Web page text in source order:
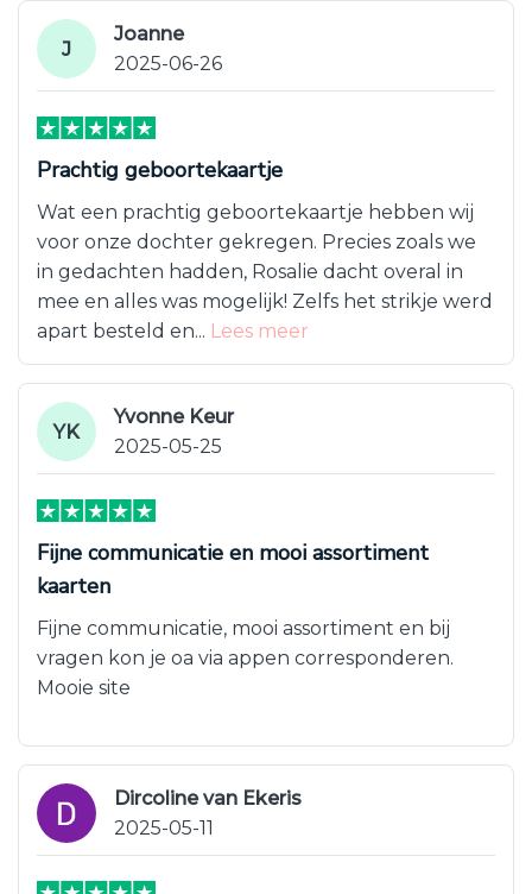
J
Joanne
2025-06-26
Prachtig geboortekaartje
Wat een prachtig geboortekaartje hebben wij
voor onze dochter gekregen. Precies zoals we
in gedachten hadden, Rosalie dacht overal in
mee en alles was mogelijk! Zelfs het strikje werd
apart besteld en... Lees meer
YK
Yvonne Keur
2025-05-25
Fijne communicatie en mooi assortiment
kaarten
Fijne communicatie, mooi assortiment en bij
vragen kon je oa via appen corresponderen.
Mooie site
Dircoline van Ekeris
2025-05-11